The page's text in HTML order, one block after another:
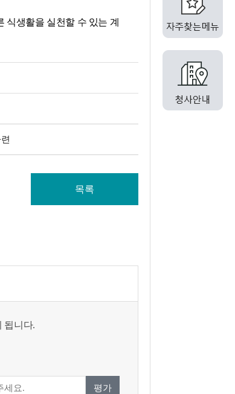
식생활을 실천할 수 있는 계
목록
됩니다.
평가